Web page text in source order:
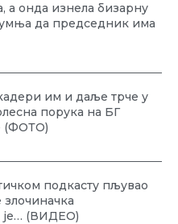
а онда изнела бизарну
да председник има
им и даље трче у
порука на БГ
(ФОТО)
подкасту пљувао
је… (ВИДЕО)